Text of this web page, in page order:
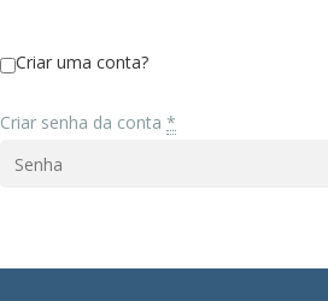
Criar uma conta?
Criar senha da conta *